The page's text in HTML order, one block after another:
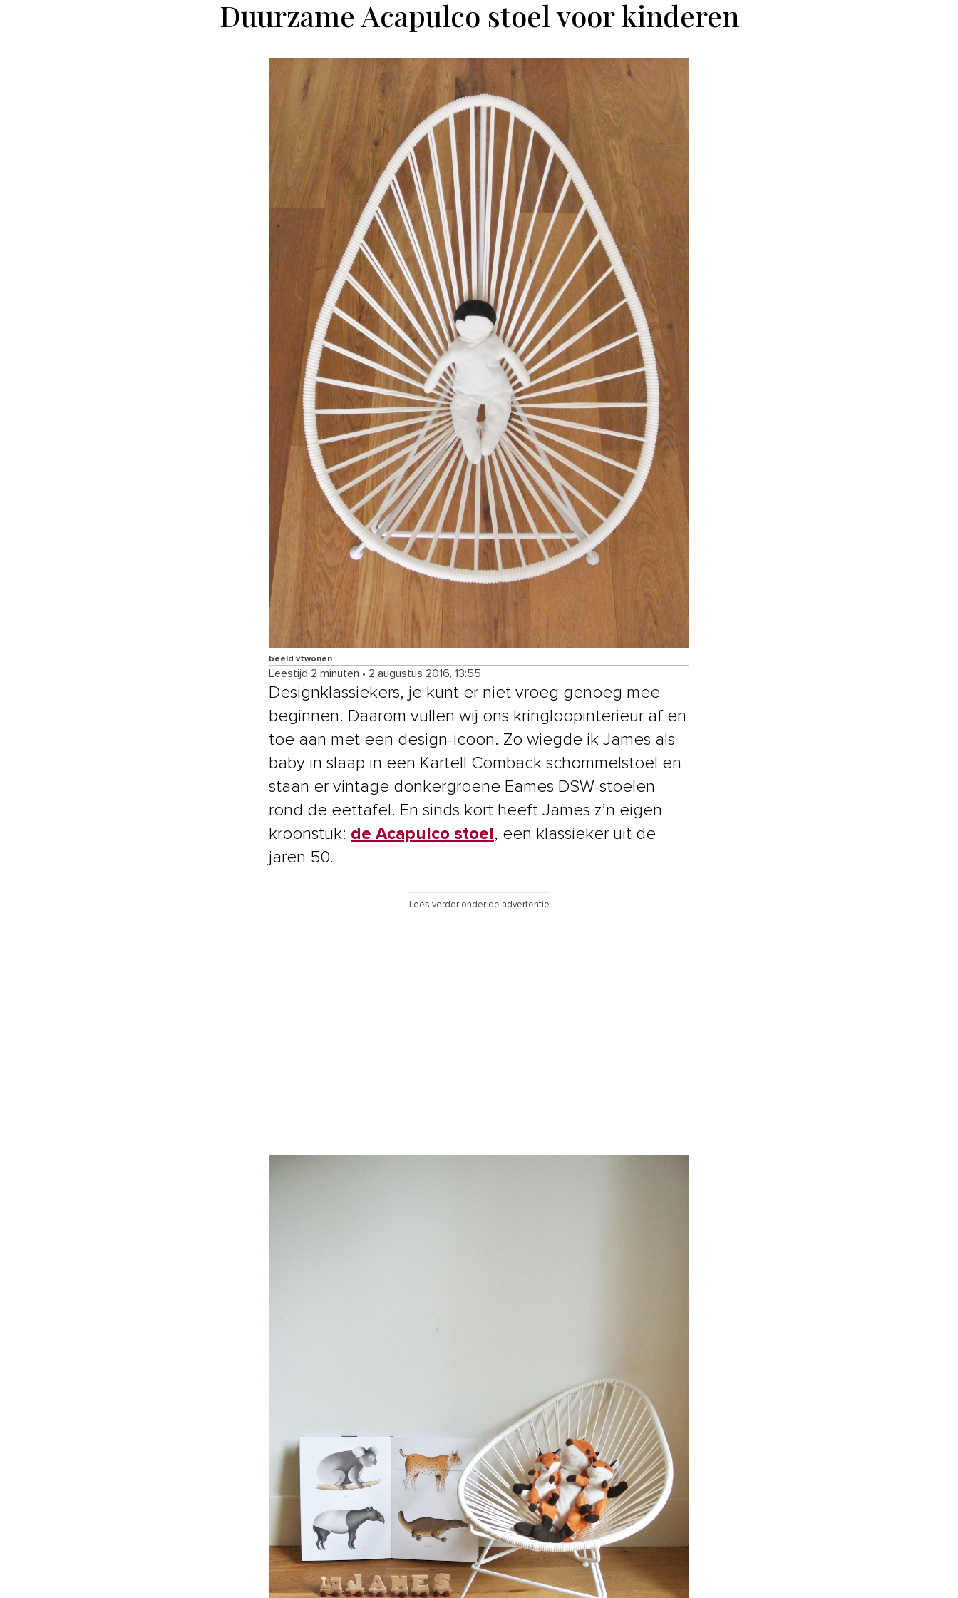
Duurzame Acapulco stoel voor kinderen
beeld vtwonen
Leestijd 2 minuten • 2 augustus 2016, 13:55
Designklassiekers, je kunt er niet vroeg genoeg mee
beginnen. Daarom vullen wij ons kringloopinterieur af en
toe aan met een design-icoon. Zo wiegde ik James als
baby in slaap in een Kartell Comback schommelstoel en
staan er vintage donkergroene Eames DSW-stoelen
rond de eettafel. En sinds kort heeft James z’n eigen
kroonstuk: de Acapulco stoel , een klassieker uit de
jaren 50.
Lees verder onder de advertentie